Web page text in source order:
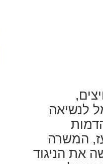
לנשיאה
המשרה
את הניגוד